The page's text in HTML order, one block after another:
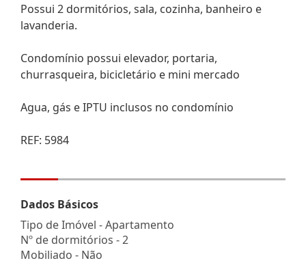
Possui 2 dormitórios, sala, cozinha, banheiro e
lavanderia.
Condomínio possui elevador, portaria,
churrasqueira, bicicletário e mini mercado
Agua, gás e IPTU inclusos no condomínio
REF: 5984
Dados Básicos
Tipo de Imóvel - Apartamento
Nº de dormitórios - 2
Mobiliado - Não